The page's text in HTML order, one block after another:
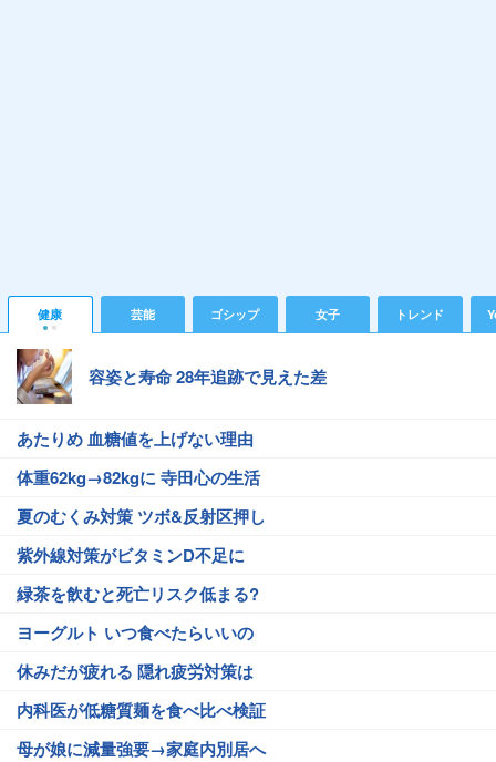
健康 芸能 ゴシップ 女子 トレンド
容姿と寿命 28年追跡で見えた差
あたりめ 血糖値を上げない理由
体重62kg→82kgに 寺田心の生活
夏のむくみ対策 ツボ&反射区押し
紫外線対策がビタミンD不足に
緑茶を飲むと死亡リスク低まる?
ヨーグルト いつ食べたらいいの
休みだが疲れる 隠れ疲労対策は
内科医が低糖質麺を食べ比べ検証
母が娘に減量強要→家庭内別居へ